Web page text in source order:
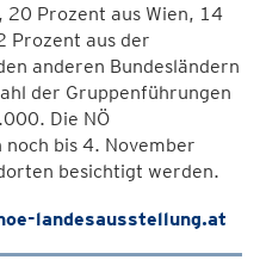
Prozent aus Wien, 14
Prozent aus der
anderen Bundesländern
der Gruppenführungen
Die NÖ
bis 4. November
besichtigt werden.
landesausstellung.at